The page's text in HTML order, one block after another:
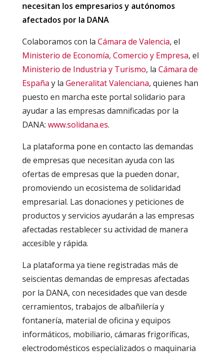
necesitan los empresarios y autónomos
afectados por la DANA
Colaboramos con la Cámara de Valencia, el
Ministerio de Economía, Comercio y Empresa, el
Ministerio de Industria y Turismo, la Cámara de
España y la Generalitat Valenciana, quienes han
puesto en marcha este portal solidario para
ayudar a las empresas damnificadas por la
DANA: www.solidana.es.
La plataforma pone en contacto las demandas
de empresas que necesitan ayuda con las
ofertas de empresas que la pueden donar,
promoviendo un ecosistema de solidaridad
empresarial. Las donaciones y peticiones de
productos y servicios ayudarán a las empresas
afectadas restablecer su actividad de manera
accesible y rápida.
La plataforma ya tiene registradas más de
seiscientas demandas de empresas afectadas
por la DANA, con necesidades que van desde
cerramientos, trabajos de albañilería y
fontanería, material de oficina y equipos
informáticos, mobiliario, cámaras frigoríficas,
electrodomésticos especializados o maquinaria